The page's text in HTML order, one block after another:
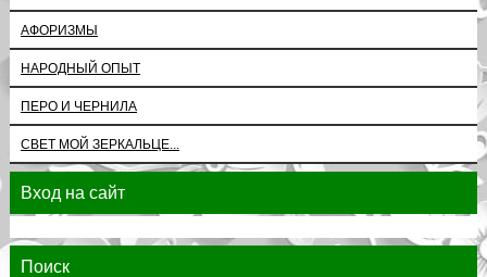
АФОРИЗМЫ
НАРОДНЫЙ ОПЫТ
ПЕРО И ЧЕРНИЛА
СВЕТ МОЙ ЗЕРКАЛЬЦЕ...
Вход на сайт
Поиск